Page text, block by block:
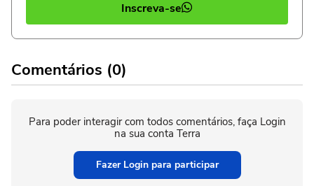
Inscreva-se
Comentários (0)
Para poder interagir com todos comentários, faça Login
na sua conta Terra
Fazer Login para participar